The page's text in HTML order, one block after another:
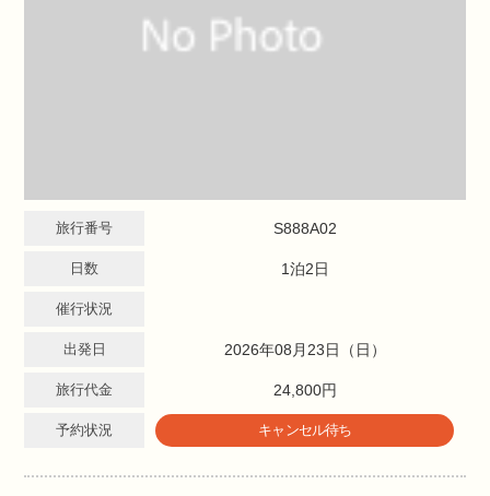
旅行番号 S888A02
日数 1泊2日
催行状況
出発日 2026年08月23日（日）
旅行代金 24,800円
予約状況 キャンセル待ち